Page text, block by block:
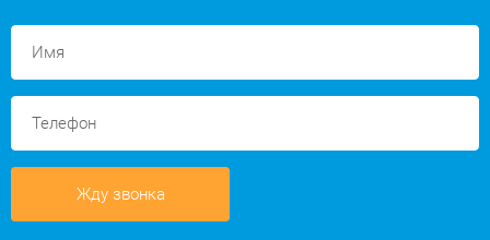
Жду звонка